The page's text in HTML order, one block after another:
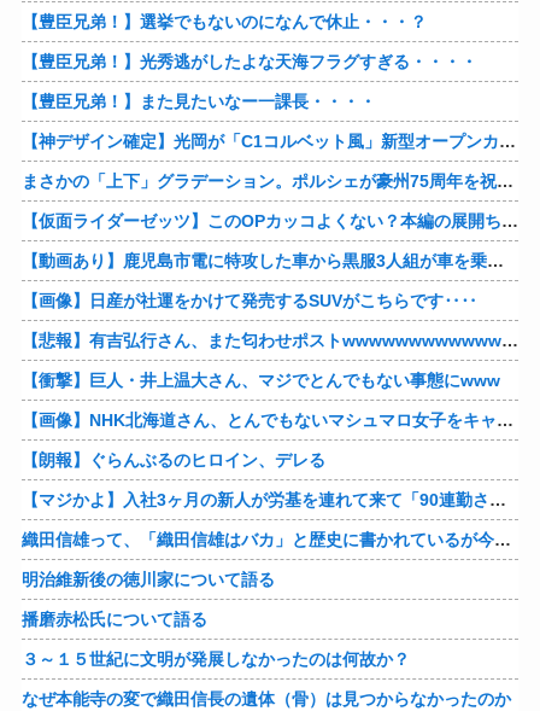
【豊臣兄弟！】選挙でもないのになんで休止・・・？
【豊臣兄弟！】光秀逃がしたよな天海フラグすぎる・・・・
【豊臣兄弟！】また見たいなー一課長・・・・
【神デザイン確定】光岡が「C1コルベット風」新型オープンカーの最新ティーザー画像を公開、マツダ・ロードスターの信頼性にレトロな外観がドッキング
まさかの「上下」グラデーション。ポルシェが豪州75周年を祝う特別モデル「911 Turbo S Land Down Under」を発表、1951年の「見果てぬ夢」が内外装に再現
【仮面ライダーゼッツ】このOPカッコよくない？本編の展開ちゃんと反映してて完成度高いし
【動画あり】鹿児島市電に特攻した車から黒服3人組が車を乗り捨てて逃走
【画像】日産が社運をかけて発売するSUVがこちらです‥‥
【悲報】有吉弘行さん、また匂わせポストwwwwwwwwwwwwwwww
【衝撃】巨人・井上温大さん、マジでとんでもない事態にwww
【画像】NHK北海道さん、とんでもないマシュマロ女子をキャスターに起用してしまうwwwwwwww
【朗報】ぐらんぶるのヒロイン、デレる
【マジかよ】入社3ヶ月の新人が労基を連れて来て「90連勤させられました」「労働基準法違反です」→俺「彼は30連休中ですが?」
織田信雄って、「織田信雄はバカ」と歴史に書かれているが今まで家が残っているんでバカではないよな？
明治維新後の徳川家について語る
播磨赤松氏について語る
３～１５世紀に文明が発展しなかったのは何故か？
なぜ本能寺の変で織田信長の遺体（骨）は見つからなかったのか